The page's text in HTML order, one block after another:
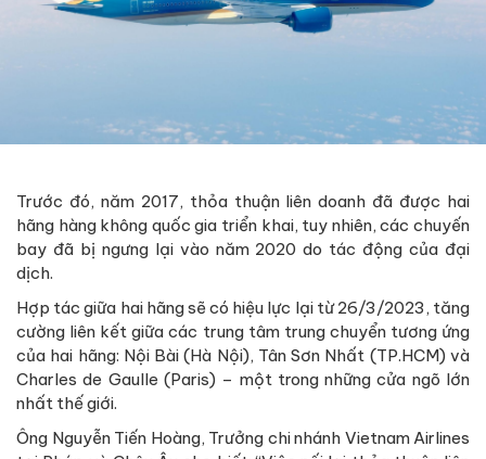
Trước đó, năm 2017, thỏa thuận liên doanh đã được hai
hãng hàng không quốc gia triển khai, tuy nhiên, các chuyến
bay đã bị ngưng lại vào năm 2020 do tác động của đại
dịch.
Hợp tác giữa hai hãng sẽ có hiệu lực lại từ 26/3/2023, tăng
cường liên kết giữa các trung tâm trung chuyển tương ứng
của hai hãng: Nội Bài (Hà Nội), Tân Sơn Nhất (TP.HCM) và
Charles de Gaulle (Paris) – một trong những cửa ngõ lớn
nhất thế giới.
Ông Nguyễn Tiến Hoàng, Trưởng chi nhánh Vietnam Airlines